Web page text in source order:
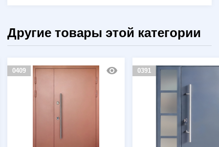
Другие товары этой категории
0409 0391